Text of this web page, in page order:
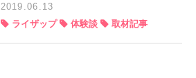
2019.06.13
ライザップ
体験談 取材記事